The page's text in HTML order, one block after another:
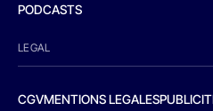
PODCASTS
LEGAL
CGVMENTIONS LEGALES